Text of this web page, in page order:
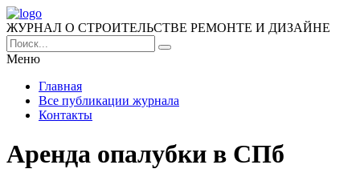
ЖУРНАЛ О СТРОИТЕЛЬСТВЕ РЕМОНТЕ И ДИЗАЙНЕ
Меню
Главная
Все публикации журнала
Контакты
Аренда опалубки в СПб